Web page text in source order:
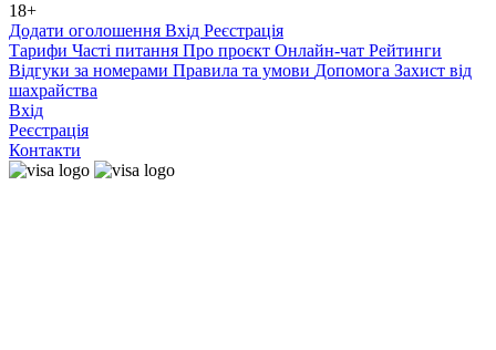
18+
Додати оголошення Вхід Реєстрація
Тарифи Часті питання Про проєкт Онлайн-чат Рейтинги
Відгуки за номерами Правила та умови Допомога Захист від
шахрайства
Вхід
Реєстрація
Контакти